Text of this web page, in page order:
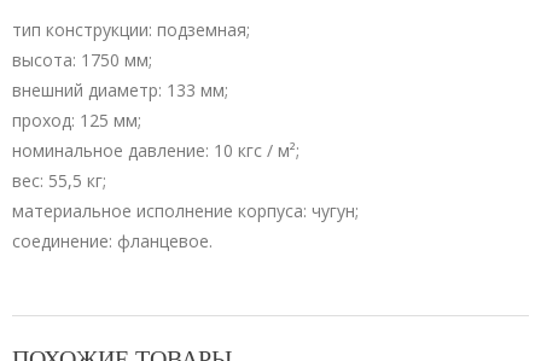
тип конструкции: подземная;
высота: 1750 мм;
внешний диаметр: 133 мм;
проход: 125 мм;
номинальное давление: 10 кгс / м²;
вес: 55,5 кг;
материальное исполнение корпуса: чугун;
соединение: фланцевое.